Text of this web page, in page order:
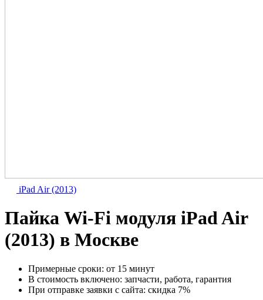
iPad Air (2013)
Пайка Wi-Fi модуля iPad Air
(2013) в Москве
Примерные сроки: от 15 минут
В стоимость включено: запчасти, работа, гарантия
При отправке заявки с сайта: скидка 7%